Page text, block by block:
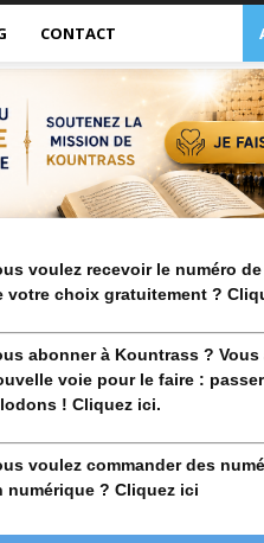
CONTACT
voulez recevoir le numéro
votre choix gratuitement ?
abonner à Kountrass ? Vous
voie pour le faire :
! Cliquez ici.
voulez commander des
numérique ? Cliquez ici